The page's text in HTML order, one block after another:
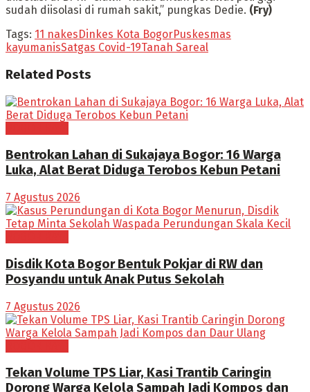
sudah diisolasi di rumah sakit,” pungkas Dedie. (Fry)
Tags: 11 nakes Dinkes Kota BogorPuskesmas
kayumanisSatgas Covid-19Tanah Sareal
Related Posts
Bentrokan Lahan di Sukajaya Bogor: 16 Warga
Luka, Alat Berat Diduga Terobos Kebun Petani
7 Agustus 2026
Disdik Kota Bogor Bentuk Pokjar di RW dan
Posyandu untuk Anak Putus Sekolah
7 Agustus 2026
Tekan Volume TPS Liar, Kasi Trantib Caringin
Dorong Warga Kelola Sampah Jadi Kompos dan